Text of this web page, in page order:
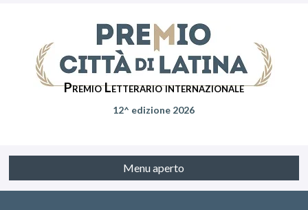
Premio Letterario internazionale
12^ edizione 2026
Menu aperto